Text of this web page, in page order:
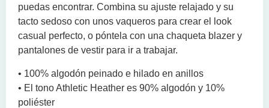
puedas encontrar. Combina su ajuste relajado y su
tacto sedoso con unos vaqueros para crear el look
casual perfecto, o póntela con una chaqueta blazer y
pantalones de vestir para ir a trabajar.
• 100% algodón peinado e hilado en anillos
• El tono Athletic Heather es 90% algodón y 10%
poliéster